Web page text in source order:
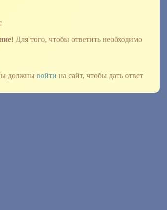
Для того, чтобы ответить необходимо
должны войти на сайт, чтобы дать ответ